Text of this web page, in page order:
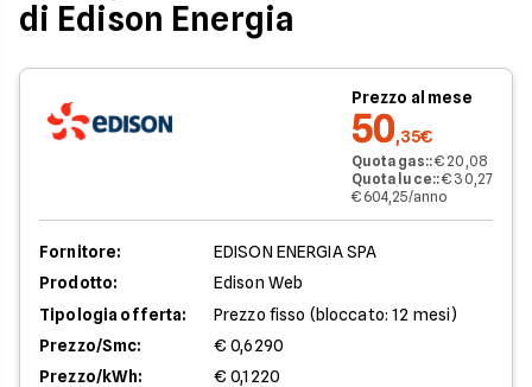
di Edison Energia
Prezzo al mese
50,35€
Quota gas::€ 20,08
Quota luce::€ 30,27
€ 604,25/anno
Fornitore:
EDISON ENERGIA SPA
Prodotto:
Edison Web
Tipologia offerta:
Prezzo fisso (bloccato: 12 mesi)
Prezzo/Smc:
€ 0,6290
Prezzo/kWh:
€ 0,1220